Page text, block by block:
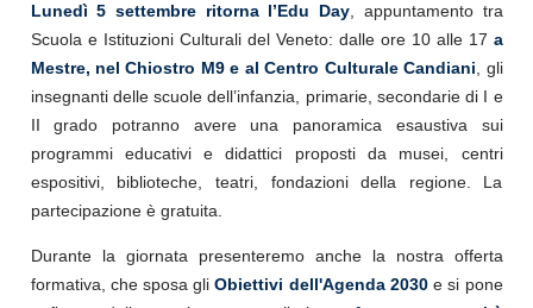
Lunedì 5 settembre ritorna l’Edu Day , appuntamento tra
Scuola e Istituzioni Culturali del Veneto: dalle ore 10 alle 17 a
Mestre, nel Chiostro M9 e al Centro Culturale Candiani , gli
insegnanti delle scuole dell’infanzia, primarie, secondarie di I e
II grado potranno avere una panoramica esaustiva sui
programmi educativi e didattici proposti da musei, centri
espositivi, biblioteche, teatri, fondazioni della regione. La
partecipazione è gratuita.
Durante la giornata presenteremo anche la nostra offerta
formativa, che sposagliObiettivi dell'Agenda 2030e si pone